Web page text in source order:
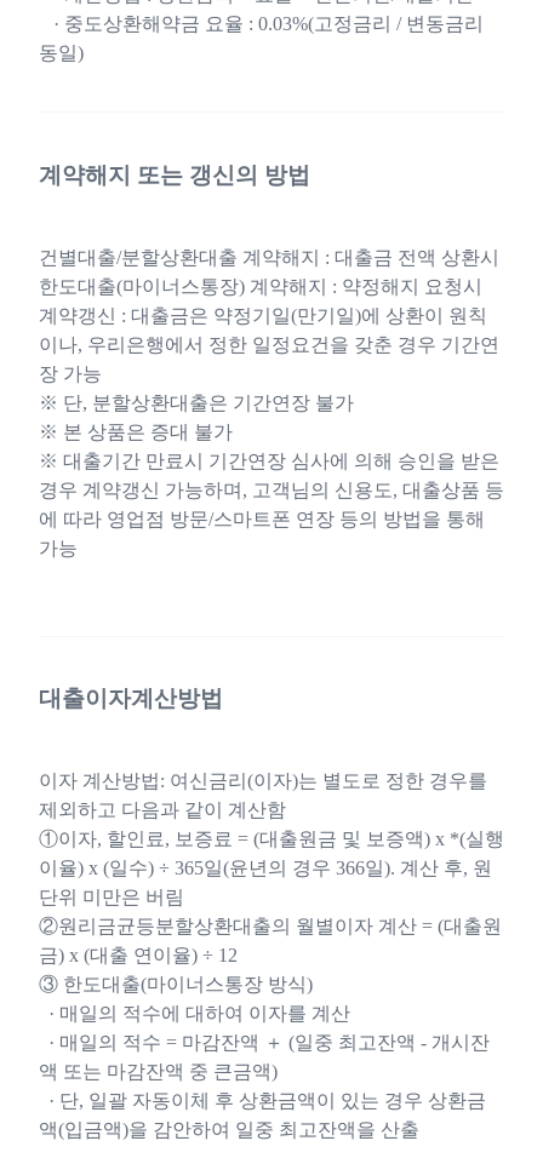
· 중도상환해약금 요율 : 0.03%(고정금리 / 변동금리
동일)
계약해지 또는 갱신의 방법
건별대출/분할상환대출 계약해지 : 대출금 전액 상환시
한도대출(마이너스통장) 계약해지 : 약정해지 요청시
계약갱신 : 대출금은 약정기일(만기일)에 상환이 원칙
이나, 우리은행에서 정한 일정요건을 갖춘 경우 기간연
장 가능
※ 단, 분할상환대출은 기간연장 불가
※ 본 상품은 증대 불가
※ 대출기간 만료시 기간연장 심사에 의해 승인을 받은
경우 계약갱신 가능하며, 고객님의 신용도, 대출상품 등
에 따라 영업점 방문/스마트폰 연장 등의 방법을 통해
가능
대출이자계산방법
이자 계산방법: 여신금리(이자)는 별도로 정한 경우를
제외하고 다음과 같이 계산함
①이자, 할인료, 보증료 = (대출원금 및 보증액) x *(실행
이율) x (일수) ÷ 365일(윤년의 경우 366일). 계산 후, 원
단위 미만은 버림
②원리금균등분할상환대출의 월별이자 계산 = (대출원
금) x (대출 연이율) ÷ 12
③ 한도대출(마이너스통장 방식)
· 매일의 적수에 대하여 이자를 계산
· 매일의 적수 = 마감잔액 ＋ (일중 최고잔액 - 개시잔
액 또는 마감잔액 중 큰금액)
· 단, 일괄 자동이체 후 상환금액이 있는 경우 상환금
액(입금액)을 감안하여 일중 최고잔액을 산출